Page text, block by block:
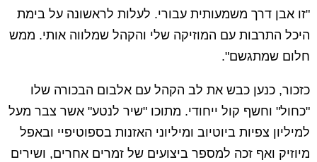
"זו אבן דרך משמעותית עבורי. לעלות לראשונה על בימת
היכל התרבות עם המוזיקה שלי והקהל שמלווה אותי. ממש
חלום שמתגשם".
כזכור, כנען כבש את לב הקהל עם אלבום הבכורה שלו
"כחול" וחשף קול ייחודי. מתוכו "שיר לנטע" אשר צבר מעל
למיליון צפיות ביוטיוב ומיליוני האזנות בספוטיפיי ובאפל
מיוזיק ואף זכה למספר ביצועים של זמרים אחרים, ושירים